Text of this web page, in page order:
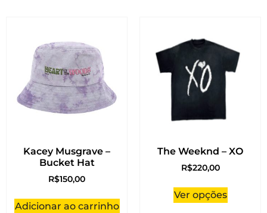
Kacey Musgrave –
Bucket Hat
R$150,00
Adicionar ao carrinho
The Weeknd – XO
R$220,00
Ver opções